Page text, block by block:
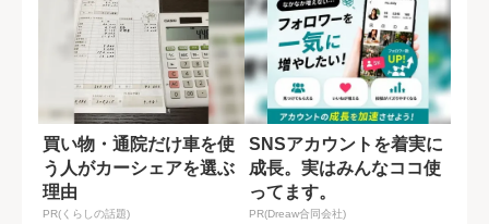
買い物・通院だけ車を使
う人がカーシェアを選ぶ
理由
PR(くらしの話題)
SNSアカウントを着実に
成長。実はみんなココ使
ってます。
PR(Dreaw合同会社)